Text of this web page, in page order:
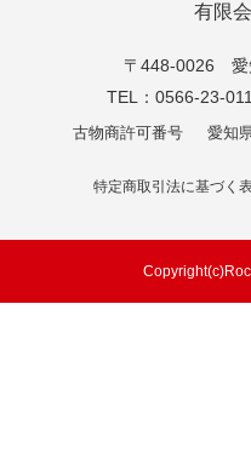
有限
〒448-0026 愛
TEL：0566-23-
古物商許可番号 愛知
特定商取引法に基づく